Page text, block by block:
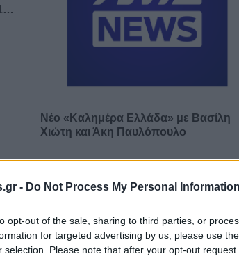
- Do Not Process My Personal Information
opt-out of the sale, sharing to third parties, or
for targeted advertising by us, please use
selection. Please note that after your opt-out
Νέο «Καλημέρα Ελλάδα» με Βασίλη
Χιώτη και Άκη Παυλόπουλο
παγωτατζίδικα της Αθήνας η
είναι…και τα δύο!